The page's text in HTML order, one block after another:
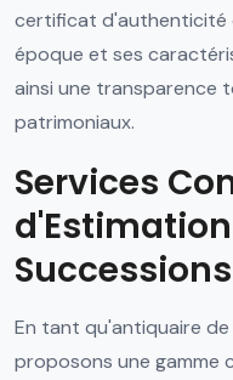
certificat d'authenticité
époque et ses
ainsi une transparence
patrimoniaux.
Services
Successions
En tant qu'antiquaire de
proposons une gamme